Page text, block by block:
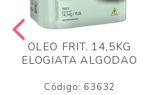
OLEO FRIT. 14,5KG
ELOGIATA ALGODAO
Código: 63632